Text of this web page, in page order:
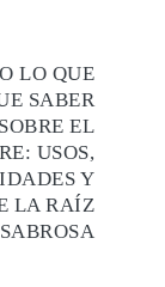
LO QUE
SABER
SOBRE EL
USOS,
Y
LA RAÍZ